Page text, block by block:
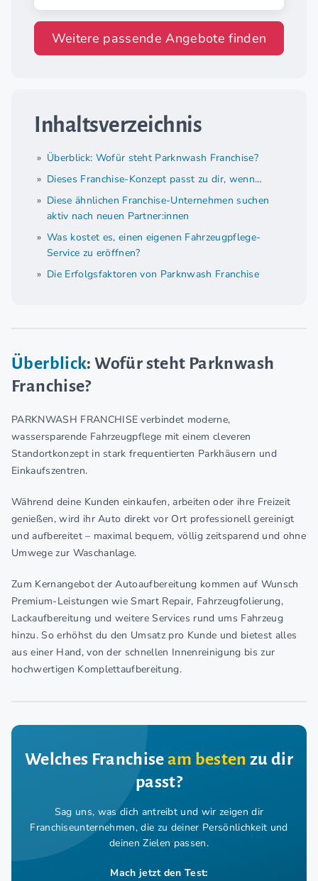
Weitere passende Angebote finden
Inhaltsverzeichnis
Überblick: Wofür steht Parknwash Franchise?
Dieses Franchise-Konzept passt zu dir, wenn…
Diese ähnlichen Franchise-Unternehmen suchen
aktiv nach neuen Partner:innen
Was kostet es, einen eigenen Fahrzeugpflege-
Service zu eröffnen?
Die Erfolgsfaktoren von Parknwash Franchise
Überblick: Wofür steht Parknwash
Franchise?
PARKNWASH FRANCHISE verbindet moderne,
wassersparende Fahrzeugpflege mit einem cleveren
Standortkonzept in stark frequentierten Parkhäusern und
Einkaufszentren.
Während deine Kunden einkaufen, arbeiten oder ihre Freizeit
genießen, wird ihr Auto direkt vor Ort professionell gereinigt
und aufbereitet – maximal bequem, völlig zeitsparend und ohne
Umwege zur Waschanlage.
Zum Kernangebot der Autoaufbereitung kommen auf Wunsch
Premium-Leistungen wie Smart Repair, Fahrzeugfolierung,
Lackaufbereitung und weitere Services rund ums Fahrzeug
hinzu. So erhöhst du den Umsatz pro Kunde und bietest alles
aus einer Hand, von der schnellen Innenreinigung bis zur
hochwertigen Komplettaufbereitung.
Welches Franchiseam besten zu dir
passt?
Sag uns, was dich antreibt und wir zeigen dir
Franchiseunternehmen, die zu deiner Persönlichkeit und
deinen Zielen passen.
Mach jetzt den Test: